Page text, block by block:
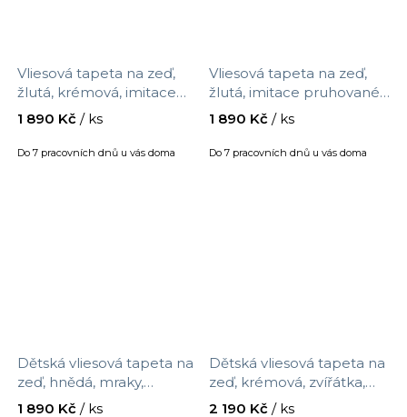
Vliesová tapeta na zeď,
žlutá, krémová, imitace
kostkované látky, 363146,
Tiny Treasures, Eijffinger,
velikost 10 x 0,52 m
Do 7 pracovních dnů u vás doma
1 890 Kč / ks
Vliesová tapeta na zeď,
žlutá, imitace pruhované
látky, 363151, Tiny
Treasures, Eijffinger,
velikost 10 x 0,52 m
Do 7 pracovních dnů u vás doma
1 890 Kč / ks
Dětská vliesová tapeta na
zeď, hnědá, mraky,
puntíky, 363160, Tiny
1 890 Kč / ks
Dětská vliesová tapeta na
zeď, krémová, zvířátka,
květiny, 363190, Tiny
2 190 Kč / ks